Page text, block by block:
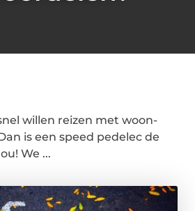
willen reizen met woon-
is een speed pedelec de
We ...